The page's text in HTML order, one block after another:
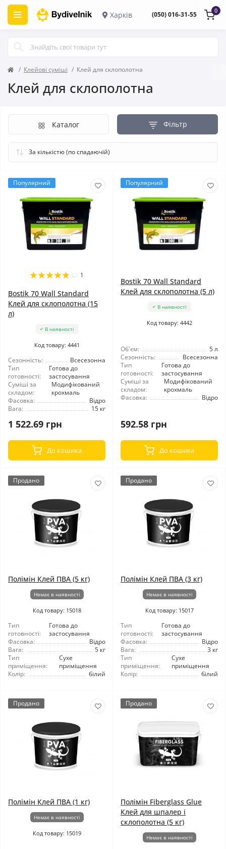
Харків (050) 016-31-55 0
Клейові суміші Клей для склополотна
Клей для склополотна
Фільтр
Каталог
Популярний
1
Bostik 70 Wall Standard
Клей для склополотна (15
л)
В наявності
Код товару: 4441
Сезонність:
Всесезонна
Тип
готовності:
Готова до
застосування
Суміші за
складом:
Модифікований
крохмаль
Фасовка:
Відро
Вага:
15 кг
1 522.69 грн
До кошика
Популярний
Bostik 70 Wall Standard
Клей для склополотна (5 л)
В наявності
Код товару: 4442
Об'єм:
5 л
Сезонність:
Всесезонна
Тип
готовності:
Готова до
застосування
Суміші за
складом:
Модифікований
крохмаль
Фасовка:
Відро
592.58 грн
До кошика
Продано
Полімін Клей ПВА (5 кг)
Немає в наявності
Код товару: 15018
Тип
готовності:
Готова до
застосування
Фасовка:
Відро
Вага:
5 кг
Тип
приміщення:
Сухе
приміщення
Колір:
білий
Продано
Полімін Клей ПВА (3 кг)
Немає в наявності
Код товару: 15017
Тип
готовності:
Готова до
застосування
Фасовка:
Відро
Вага:
3 кг
Тип
приміщення:
Сухе
приміщення
Колір:
білий
Продано
Полімін Клей ПВА (1 кг)
Немає в наявності
Код товару: 15019
Продано
Полімін Fiberglass Glue
Клей для шпалер і
склополотна (5 кг)
Немає в наявності